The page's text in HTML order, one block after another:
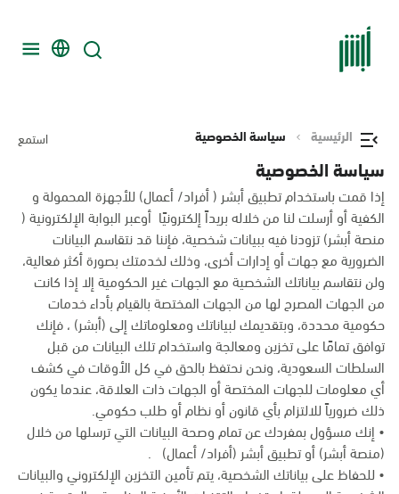
الرئيسية سياسة الخصوصية استمع
سياسة الخصوصية
إذا قمت باستخدام تطبيق أبشر ( أفراد/ أعمال) للأجهزة المحمولة و
الكفية أو أرسلت لنا من خلاله بريداً إلكترونيًا أوعبر البوابة الإلكترونية (
منصة أبشر) تزودنا فيه ببيانات شخصية، فإننا قد نتقاسم البيانات
الضرورية مع جهات أو إدارات أخرى، وذلك لخدمتك بصورة أكثر فعالية،
ولن نتقاسم بياناتك الشخصية مع الجهات غير الحكومية إلا إذا كانت
من الجهات المصرح لها من الجهات المختصة بالقيام بأداء خدمات
حكومية محددة، وبتقديمك لبياناتك ومعلوماتك إلى (أبشر) ، فإنك
توافق تمامًا على تخزين ومعالجة واستخدام تلك البيانات من قبل
السلطات السعودية، ونحن نحتفظ بالحق في كل الأوقات في كشف
أي معلومات للجهات المختصة أو الجهات ذات العلاقة، عندما يكون
ذلك ضرورياً للالتزام بأي قانون أو نظام أو طلب حكومي.
• إنك مسؤول بمفردك عن تمام وصحة البيانات التي ترسلها من خلال
(منصة أبشر) أو تطبيق أبشر (أفراد/ أعمال) .
• للحفاظ على بياناتك الشخصية، يتم تأمين التخزين الإلكتروني والبيانات